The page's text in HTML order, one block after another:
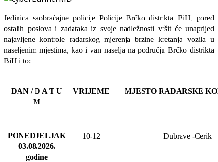
Jedinica saobraćajne policije Policije Brčko distrikta BiH, pored
ostalih poslova i zadataka iz svoje nadležnosti vršit će unaprijed
najavljene kontrole radarskog mjerenja brzine kretanja vozila u
naseljenim mjestima, kao i van naselja na području Brčko distrikta
BiH i to:
DAN / D A T U
M
VRIJEME MJESTO RADARSKE
PONEDJELJAK
03.08.2026.
godine
10-12 Dubrave-Cerik